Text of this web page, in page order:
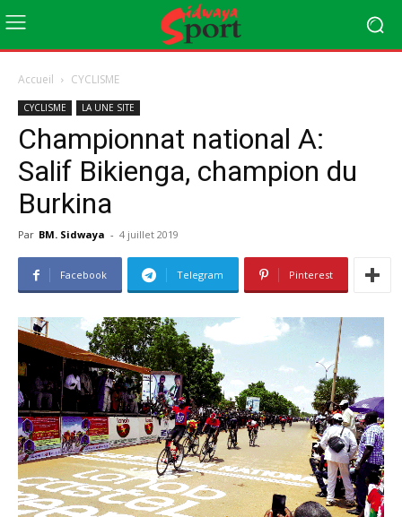
Accueil CYCLISME
CYCLISME LA UNE SITE
Championnat national A:
Salif Bikienga, champion du
Burkina
Par BM. Sidwaya - 4 juillet 2019
Facebook Telegram Pinterest